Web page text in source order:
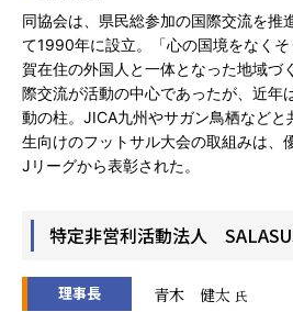
同協会は、県民総参加の国際交流を推
て1990年に設立。「心の国境をなく
賀在住の外国人と一体となった地域づ
際交流が活動の中心であったが、近年
動の柱。JICA九州やサガン鳥栖などと
生向けのフットサル大会の取組みは、
Jリーグから表彰された。
特定非営利活動法人
理事長 青木 健太 氏